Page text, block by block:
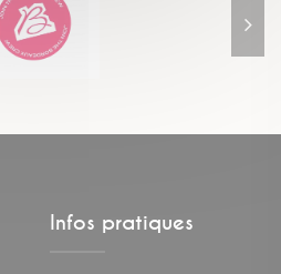
Infos pratiques